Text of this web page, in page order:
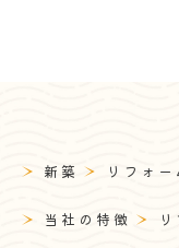
新築 リフォー
当社の特徴